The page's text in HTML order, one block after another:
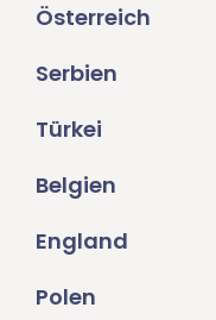
Österreich
Serbien
Türkei
Belgien
England
Polen